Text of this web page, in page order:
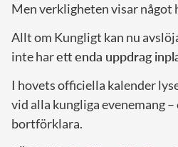
Men verkligheten visar något
Allt om Kungligt kan nu
inte harett enda uppdrag
I hovets officiella kalender
vid alla kungliga evenemang
bortförklara.